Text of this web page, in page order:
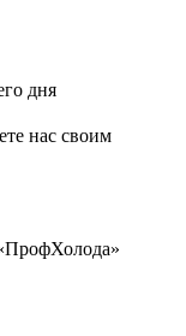
дня
нас своим